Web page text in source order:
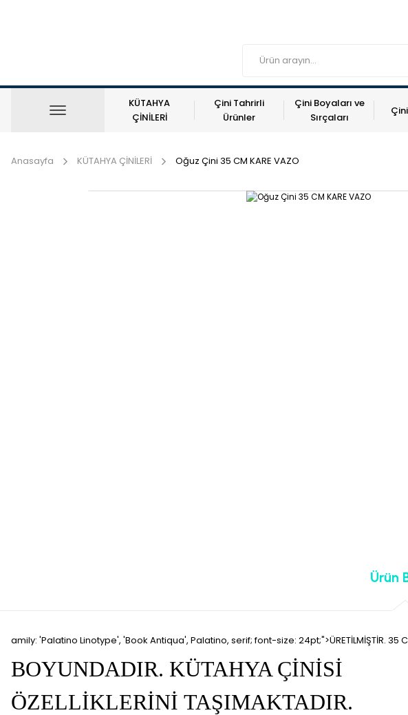
KÜTAHYA
ÇİNİLERİ
Çini Tahrirli
Ürünler
Çini Boyaları ve
Sırçaları
Anasayfa KÜTAHYA ÇİNİLERİ Oğuz Çini 35 CM KARE VAZO
Ürün
amily: 'Palatino Linotype', 'Book Antiqua', Palatino, serif; font-size: 24pt;">ÜRETİLMİŞTİR. 35
BOYUNDADIR. KÜTAHYA ÇİNİSİ
ÖZELLİKLERİNİ TAŞIMAKTADIR.